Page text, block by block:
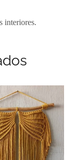
interiores.